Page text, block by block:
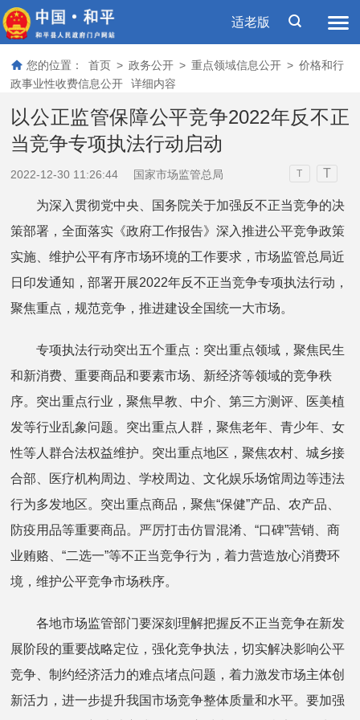
适老版
您的位置： 首页 > 政务公开 > 重点领域信息公开 > 价格和行
政事业性收费信息公开
详细内容
以公正监管保障公平竞争2022年反不正
当竞争专项执法行动启动
2022-12-30 11:26:44 国家市场监管总局 T T
为深入贯彻党中央、国务院关于加强反不正当竞争的决
策部署，全面落实《政府工作报告》深入推进公平竞争政策
实施、维护公平有序市场环境的工作要求，市场监管总局近
日印发通知，部署开展2022年反不正当竞争专项执法行动，
聚焦重点，规范竞争，推进建设全国统一大市场。
专项执法行动突出五个重点：突出重点领域，聚焦民生
和新消费、重要商品和要素市场、新经济等领域的竞争秩
序。突出重点行业，聚焦早教、中介、第三方测评、医美植
发等行业乱象问题。突出重点人群，聚焦老年、青少年、女
性等人群合法权益维护。突出重点地区，聚焦农村、城乡接
合部、医疗机构周边、学校周边、文化娱乐场馆周边等违法
行为多发地区。突出重点商品，聚焦“保健”产品、农产品、
防疫用品等重要商品。严厉打击仿冒混淆、“口碑”营销、商
业贿赂、“二选一”等不正当竞争行为，着力营造放心消费环
境，维护公平竞争市场秩序。
各地市场监管部门要深刻理解把握反不正当竞争在新发
展阶段的重要战略定位，强化竞争执法，切实解决影响公平
竞争、制约经济活力的难点堵点问题，着力激发市场主体创
新活力，进一步提升我国市场竞争整体质量和水平。要加强